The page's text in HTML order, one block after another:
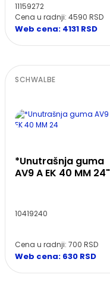
11159272
Cena u radnji: 4590 RSD
Web cena: 4131 RSD
SCHWALBE
*Unutrašnja guma
AV9 A EK 40 MM 24"
10419240
Cena u radnji: 700 RSD
Web cena: 630 RSD